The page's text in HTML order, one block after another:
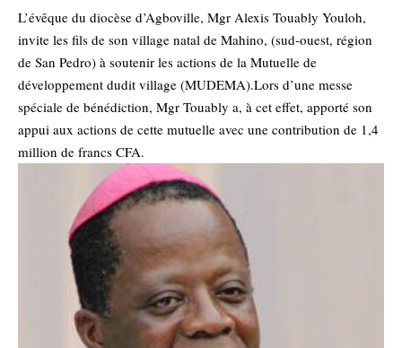
L’évêque du diocèse d’Agboville, Mgr Alexis Touably Youloh,
invite les fils de son village natal de Mahino, (sud-ouest, région
de San Pedro) à soutenir les actions de la Mutuelle de
développement dudit village (MUDEMA).Lors d’une messe
spéciale de bénédiction, Mgr Touably a, à cet effet, apporté son
appui aux actions de cette mutuelle avec une contribution de 1,4
million de francs CFA.